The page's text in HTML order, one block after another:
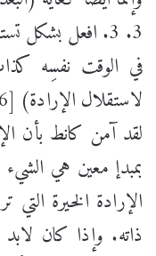
3. 3. افعل بشكل
في الوقت نفسِه
لاستقلال الإرادة) [6].
لقد آمن كانط بأن
بمبدإ معين هي
الإرادة الخيرة التي
ذاته. وإذا كان